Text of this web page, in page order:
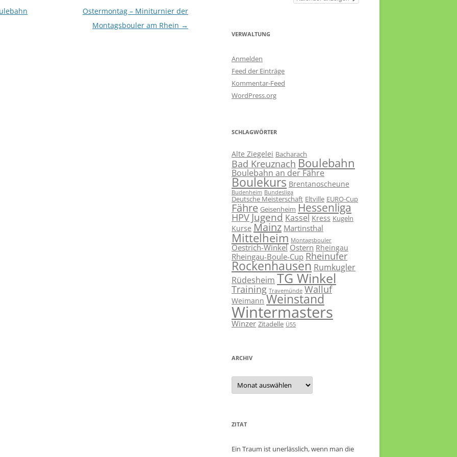
Ostermontag – Miniturnier der
Montagsbouler am Rhein →
VERWALTUNG
Anmelden
Feed der Einträge
Kommentar-Feed
WordPress.org
SCHLAGWÖRTER
Alte Ziegelei Bacharach
Bad Kreuznach Boulebahn
Boulebahn an der Fähre
Boulekurs Brentanoscheune
Budenheim Bundesliga
Deutsche Meisterschaft Eltville EURO-Cup
Fähre Geisenheim Hessenliga
HPVJugend Kassel Kress Kugeln
Kurse Mainz Martinsthal
Mittelheim Montagsbouler
Oestrich-Winkel Ostern Rheingau
Rheingau-Boule-CupRheinufer
Rockenhausen Rumkugler
Rüdesheim TG Winkel
Training Travemünde Walluf
Weimann Weinstand
Wintermasters
Winzer Zitadelle Ü55
ARCHIV
Archiv
ZITAT
Ein Traum ist unerlässlich, wenn man die